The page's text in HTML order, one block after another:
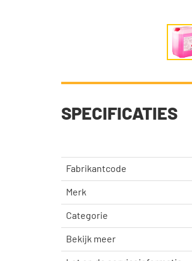
SPECIFICATIES
Fabrikantcode
Merk
Categorie
Bekijk meer